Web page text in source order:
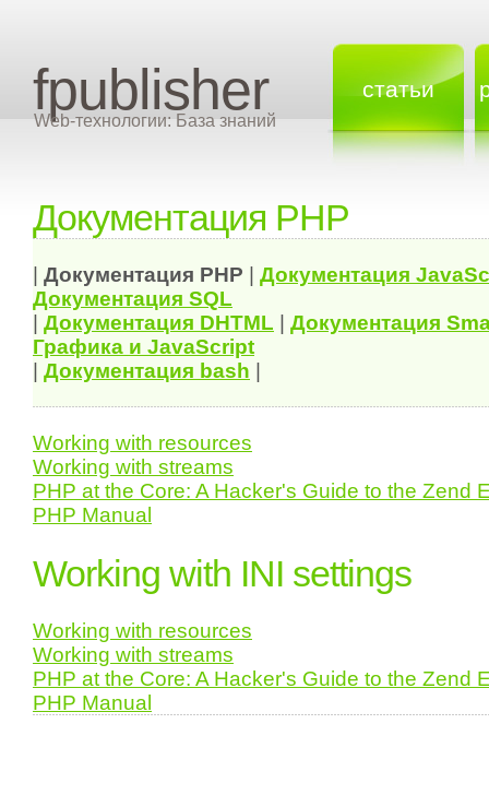
fpublisher
Web-технологии: База знаний
статьи
Документация PHP
Документация PHP Документация
Документация SQL
Документация DHTML
Документация
Графика и JavaScript
Документация bash
Working with resources
Working with streams
PHP at the Core: A Hacker's Guide to the Zend
PHP Manual
Working with INI settings
Working with resources
Working with streams
PHP at the Core: A Hacker's Guide to the Zend
PHP Manual